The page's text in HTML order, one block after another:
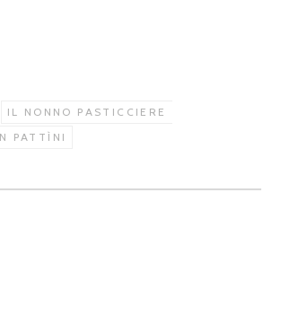
IL NONNO PASTICCIERE
PATTÌNI